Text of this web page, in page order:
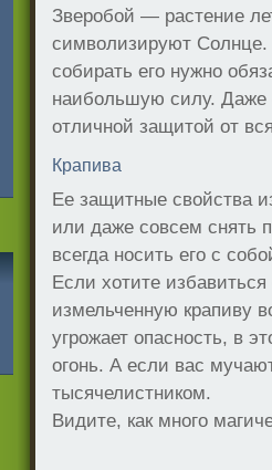
Зверобой — растение
символизируют Солнце.
собирать его нужно
наибольшую силу. Даже
отличной защитой от
Крапива
Ее защитные свойства
или даже совсем снять
всегда носить его с
Если хотите
измельченную крапиву
угрожает опасность, в
огонь. А если вас
тысячелистником.
Видите, как много